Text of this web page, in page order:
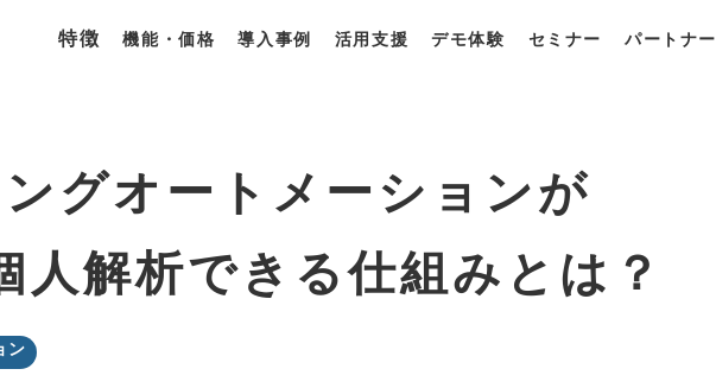
特徴 機能・価格 導入事例 活用支援 デモ体験 セミナー パートナー
グオートメーションが
解析できる仕組みとは？
ン